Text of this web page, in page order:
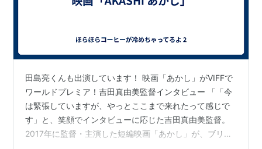
田島亮くんも出演しています！ 映画「あかし」がVIFFで
ワールドプレミア！吉田真由美監督インタビュー 「「今
は緊張していますが、やっとここまで来れたって感じで
す」と、笑顔でインタビューに応じた吉田真由美監督。
2017年に監督・主演した短編映画「あかし」が、ブリテ